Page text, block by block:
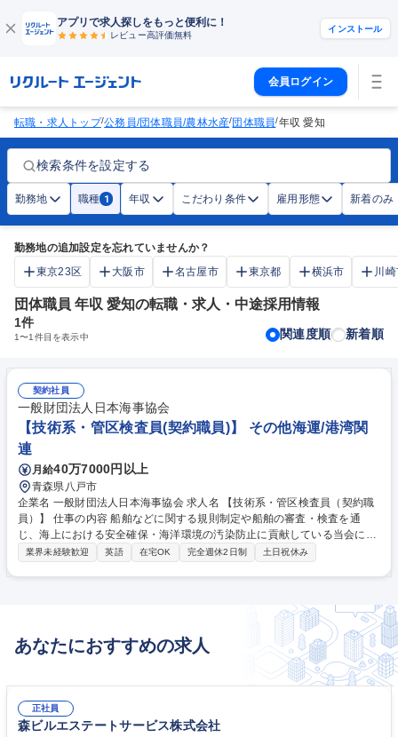
アプリで求人探しをもっと便利に！
レビュー高評価無料
インストール
会員ログイン
転職・求人トップ/公務員/団体職員/農林水産/団体職員/年収 愛知
検索条件を設定する
勤務地 職種 1 年収 こだわり条件 雇用形態 新着のみ
勤務地の追加設定を忘れていませんか？
東京23区
大阪市 名古屋市 東京都 横浜市 川
団体職員 年収 愛知の転職・求人・中途採用情報
1件
1〜1 件目を表示中 関連度順 新着順
契約社員
一般財団法人日本海事協会
【技術系・管区検査員(契約職員)】 その他海運/港湾関
連
月給40万7000円以上
青森県八戸市
企業名 一般財団法人日本海事協会 求人名 【技術系・管区検査員（契約職
員）】 仕事の内容 船舶などに関する規則制定や船舶の審査・検査を通
じ、海上における安全確保・海洋環境の汚染防止に貢献している当会に
て、技術系総合職として以下いずれかの業務を担当いただきます。 ・図面
機関との統一規則制定などの業務 ・研究開発：業界の課題に応じた共同研
職種 【技術系・管区検査員（契約職員）】
業界未経験歓迎 英語 在宅OK 完全週休2日制 土日祝休み
あなたにおすすめの求人
正社員
森ビルエステートサービス株式会社